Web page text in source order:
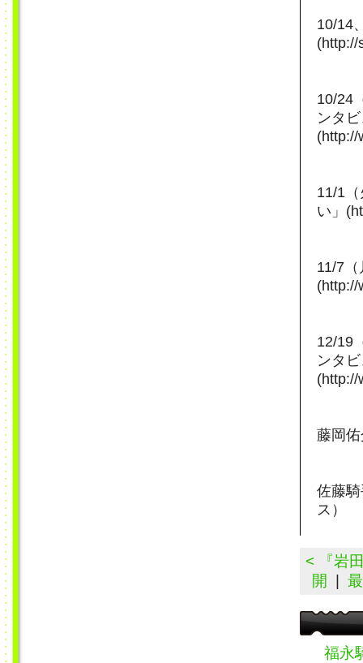
10/14
(http://
10/24
ンタ
(http://
11/1
い」
11/7
(http://
12/19
ンタ
(http://
藤岡
佐藤
ス）
< 『岩
開
福永